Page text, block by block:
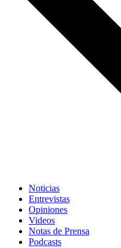
Noticias
Entrevistas
Opiniones
Videos
Notas de Prensa
Podcasts